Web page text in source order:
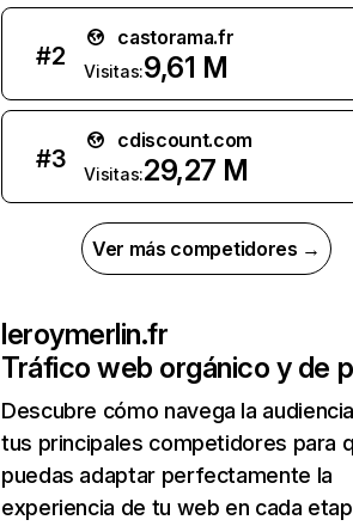
#2
castorama.fr
Visitas:9,61 M
#3
cdiscount.com
Visitas:29,27 M
Ver más competidores →
leroymerlin.fr
Tráfico web orgánico y de
Descubre cómo navega la
tus principales competidores para
puedas adaptar perfectamente la
experiencia de tu web en cada